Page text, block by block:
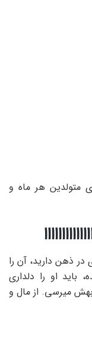
ماه را برای متولدین هر ماه و
در ذهن دارید، آن را
باید او را دلداری
بهش میرسی. از مال و